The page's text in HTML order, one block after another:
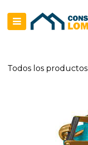
Todos los productos